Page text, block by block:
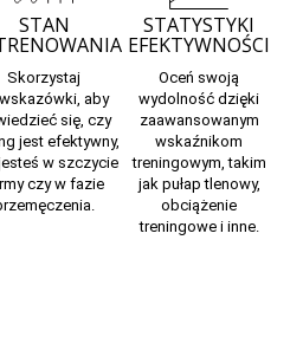
STAN
Skorzystaj
wskazówki, aby
się, czy
jest efektywny,
w szczycie
czy w fazie
STATYSTYKI
EFEKTYWNOŚCI
Oceń swoją
wydolność dzięki
zaawansowanym
wskaźnikom
treningowym, takim
jak pułap tlenowy,
obciążenie
treningowe i inne.